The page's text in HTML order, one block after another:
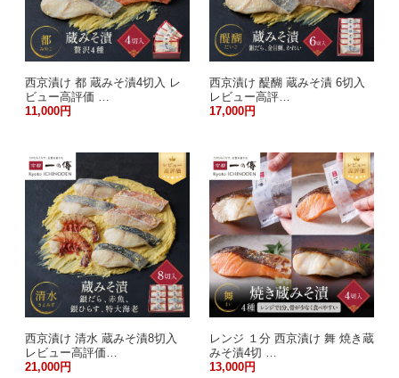
西京漬け 都 蔵みそ漬4切入 レ
ビュー高評価 …
11,000円
西京漬け 醍醐 蔵みそ漬 6切入
レビュー高評…
17,000円
西京漬け 清水 蔵みそ漬8切入
レビュー高評価…
21,000円
レンジ １分 西京漬け 舞 焼き蔵
みそ漬4切 …
13,000円